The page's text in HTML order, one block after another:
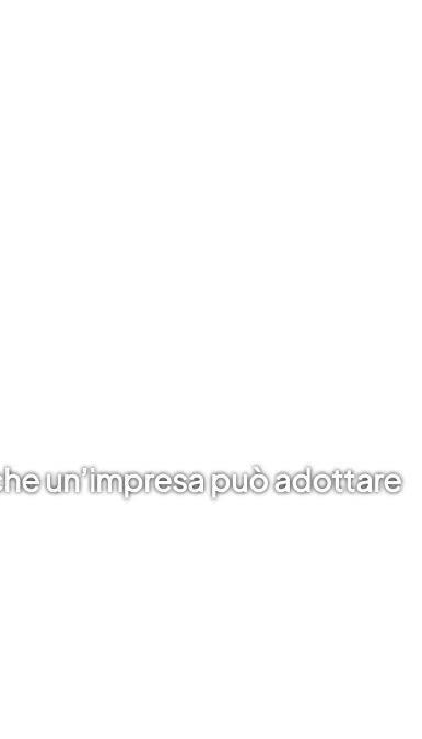
un’impresa può adottare